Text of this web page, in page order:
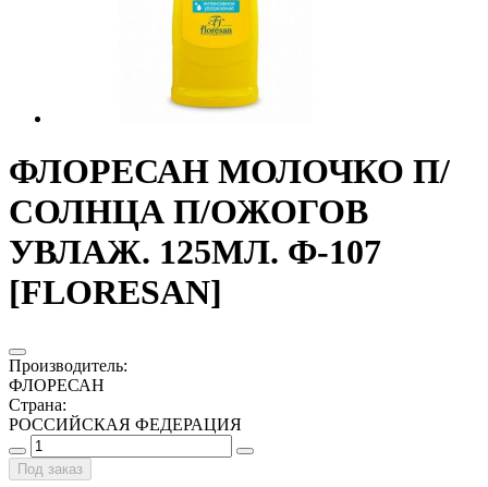
ФЛОРЕСАН МОЛОЧКО П/
СОЛНЦА П/ОЖОГОВ
УВЛАЖ. 125МЛ. Ф-107
[FLORESAN]
Производитель:
ФЛОРЕСАН
Страна:
РОССИЙСКАЯ ФЕДЕРАЦИЯ
Под заказ